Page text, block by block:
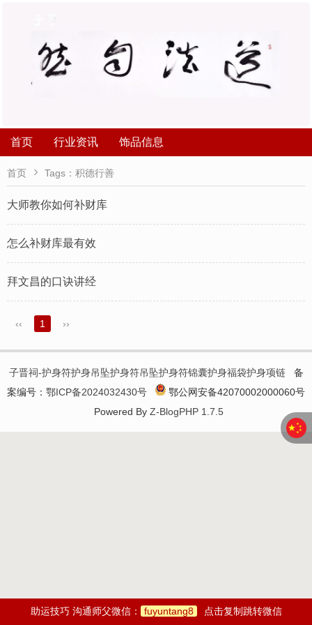
首页 行业资讯 饰品信息
首页  Tags：积德行善
大师教你如何补财库
怎么补财库最有效
拜文昌的口诀讲经
‹‹ 1 ››
子晋祠-护身符护身吊坠护身符吊坠护身符锦囊护身福袋护身项链备
案编号： 鄂ICP备2024032430号
鄂公网安备42070002000060号
Powered By Z-BlogPHP 1.7.5
助运技巧 沟通师父微信： fuyuntang8 点击复制跳转微信